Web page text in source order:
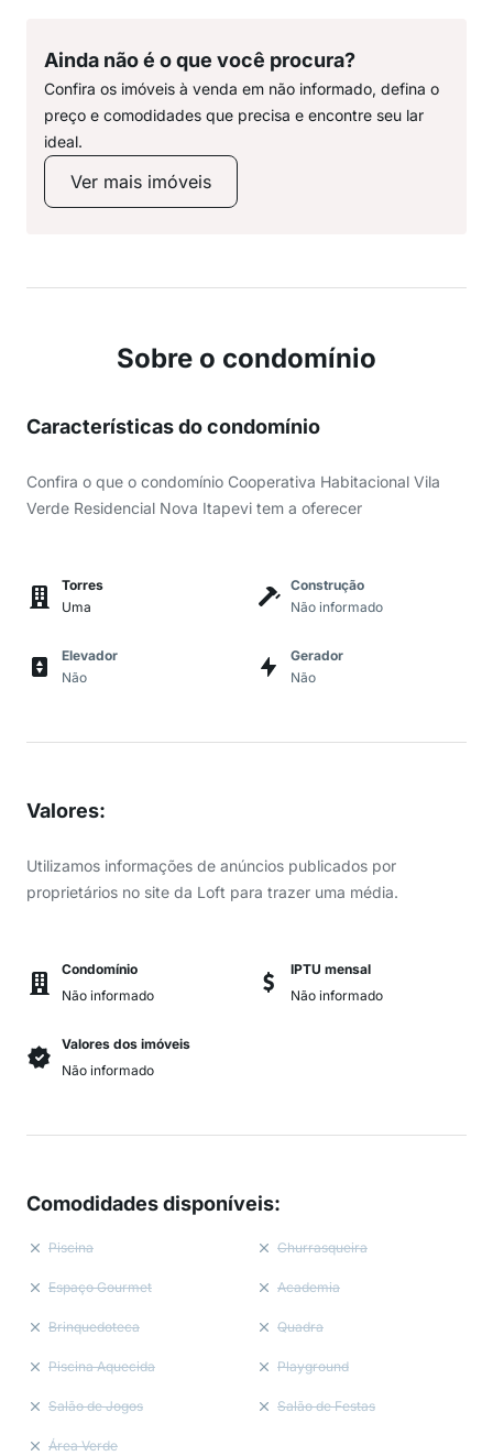
Ainda não é o que você procura?
Confira os imóveis à venda em não informado, defina o
preço e comodidades que precisa e encontre seu lar
ideal.
Ver mais imóveis
Sobre o condomínio
Características do condomínio
Confira o que o condomínio Cooperativa Habitacional Vila
Verde Residencial Nova Itapevi tem a oferecer
Torres
Uma
Construção
Não informado
Elevador
Não
Gerador
Não
Valores:
Utilizamos informações de anúncios publicados por
proprietários no site da Loft para trazer uma média.
Condomínio
Não informado
IPTU mensal
Não informado
Valores dos imóveis
Não informado
Comodidades disponíveis:
Piscina Churrasqueira
Espaço Gourmet Academia
Brinquedoteca Quadra
Piscina Aquecida Playground
Salão de Jogos Salão de Festas
Área Verde